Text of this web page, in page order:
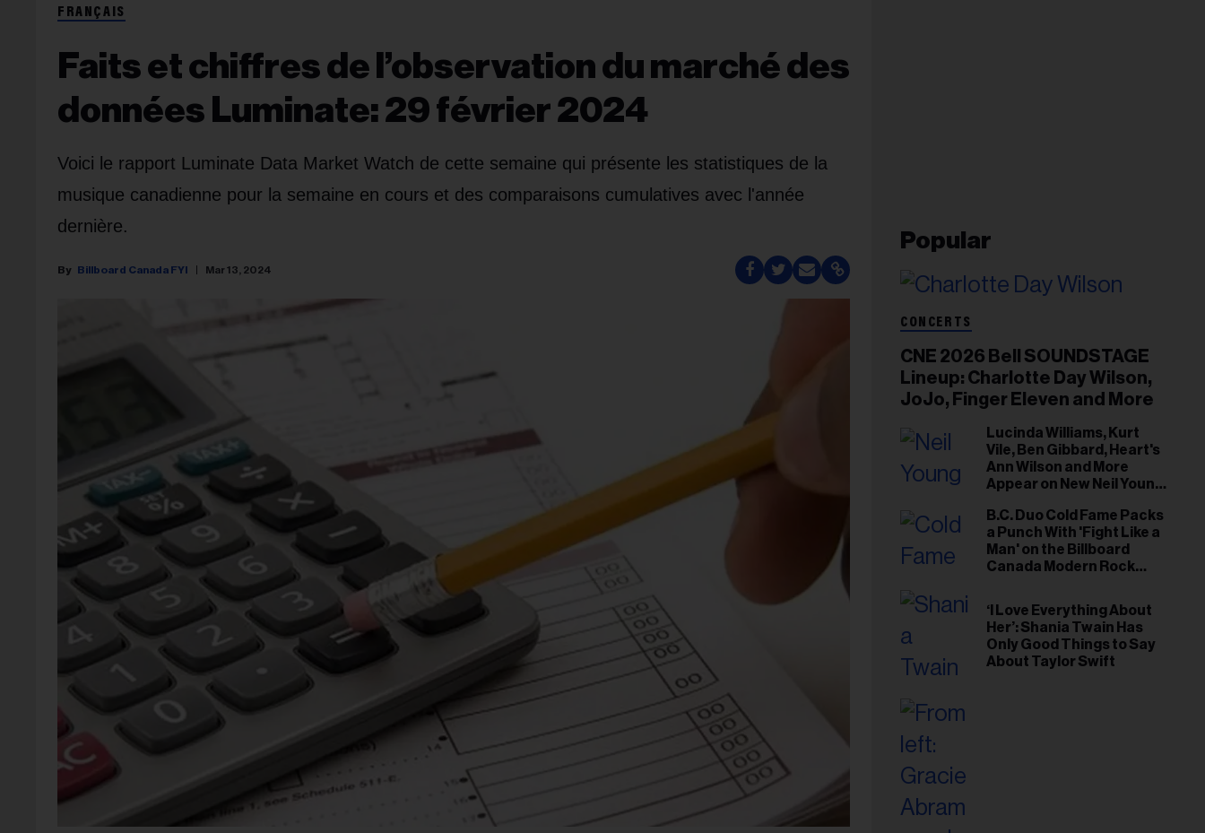
FRANÇAIS
Faits et chiffres de l’observation du marché des
données Luminate: 29 février 2024
Voici le rapport Luminate Data Market Watch de cette semaine qui présente les statistiques de la
musique canadienne pour la semaine en cours et des comparaisons cumulatives avec l'année
dernière.
Billboard Canada FYI Mar 13, 2024
Popular
CONCERTS
CNE 2026 Bell SOUNDSTAGE
Lineup: Charlotte Day Wilson,
JoJo, Finger Eleven and More
Lucinda Williams, Kurt
Vile, Ben Gibbard, Heart's
Ann Wilson and More
Appear on New Neil Young
B.C. Duo Cold Fame Packs
a Punch With 'Fight Like a
Man' on the Billboard
Canada Modern Rock
‘I Love Everything About
Her’: Shania Twain Has
Only Good Things to Say
About Taylor Swift